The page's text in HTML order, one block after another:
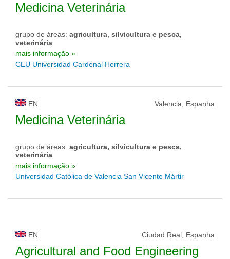
Medicina Veterinária
grupo de áreas: agricultura, silvicultura e pesca,
veterinária
mais informação »
CEU Universidad Cardenal Herrera
EN Valencia, Espanha
Medicina Veterinária
grupo de áreas: agricultura, silvicultura e pesca,
veterinária
mais informação »
Universidad Católica de Valencia San Vicente Mártir
EN Ciudad Real, Espanha
Agricultural and Food Engineering